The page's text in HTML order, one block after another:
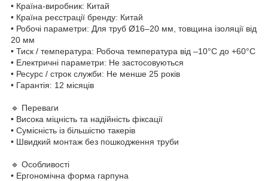
• Країна-виробник: Китай
• Країна реєстрації бренду: Китай
• Робочі параметри: Для труб Ø16–20 мм, товщина ізоляції від
20 мм
• Тиск / температура: Робоча температура від –10°C до +60°C
• Електричні параметри: Не застосовуються
• Ресурс / строк служби: Не менше 25 років
• Гарантія: 12 місяців
🔹 Переваги
• Висока міцність та надійність фіксації
• Сумісність із більшістю такерів
• Швидкий монтаж без пошкодження труби
🔹 Особливості
• Ергономічна форма гарпуна